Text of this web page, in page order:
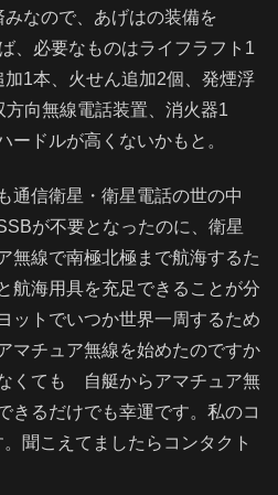
なので、あげはの装備を
、必要なものはライフラフト1
1本、火せん追加2個、発煙浮
向無線電話装置、消火器1
ドルが高くないかもと。
通信衛星・衛星電話の世の中
が不要となったのに、衛星
無線で南極北極まで航海するた
航海用具を充足できることが分
ットでいつか世界一周するため
マチュア無線を始めたのですか
くても 自艇からアマチュア無
きるだけでも幸運です。私のコ
聞こえてましたらコンタクト